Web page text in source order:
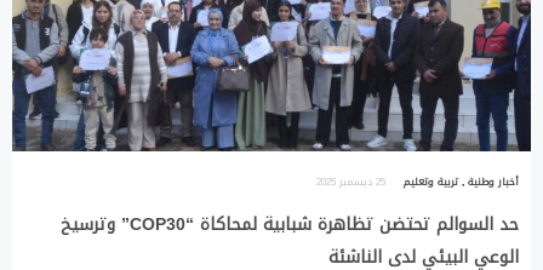
أخبار وطنية,تربية وتعليم 25 ديسمبر 2025
حد السوالم تحتضن تظاهرة شبابية لمحاكاة “COP30” وترسيخ
الوعي البيئي لدى الناشئة